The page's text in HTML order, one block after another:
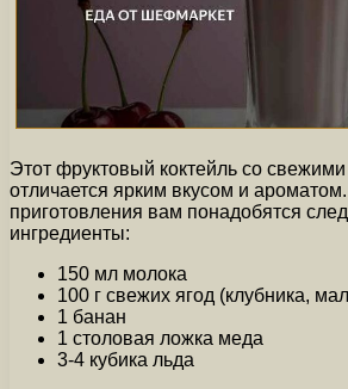
Этот фруктовый коктейль со
отличается ярким вкусом и
приготовления вам понадобятся
ингредиенты:
150 мл молока
100 г свежих ягод (клубника,
1 банан
1 столовая ложка меда
3-4 кубика льда